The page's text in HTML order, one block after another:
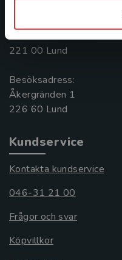
Box 141
221 00 Lund
Besöksadress:
Åkergränden 1
Kundservice
Kontakta kundservice
046-31 21 00
Frågor och svar
Köpvillkor